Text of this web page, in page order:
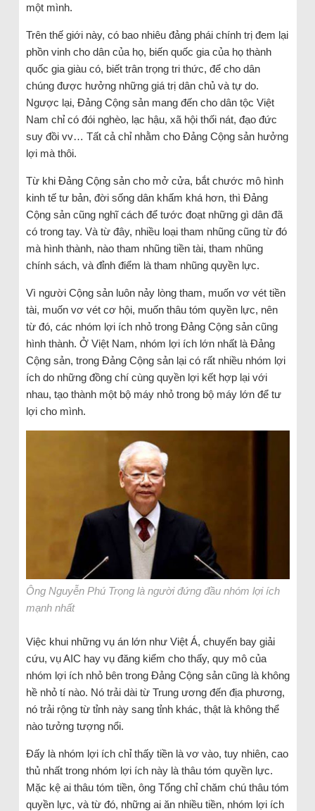
một mình.
Trên thế giới này, có bao nhiêu đảng phái chính trị đem lại
phồn vinh cho dân của họ, biến quốc gia của họ thành
quốc gia giàu có, biết trân trọng tri thức, để cho dân
chúng được hưởng những giá trị dân chủ và tự do.
Ngược lại, Đảng Cộng sản mang đến cho dân tộc Việt
Nam chỉ có đói nghèo, lạc hậu, xã hội thối nát, đạo đức
suy đồi vv… Tất cả chỉ nhằm cho Đảng Cộng sản hưởng
lợi mà thôi.
Từ khi Đảng Cộng sản cho mở cửa, bắt chước mô hình
kinh tế tư bản, đời sống dân khấm khá hơn, thì Đảng
Cộng sản cũng nghĩ cách để tước đoạt những gì dân đã
có trong tay. Và từ đây, nhiều loại tham nhũng cũng từ đó
mà hình thành, nào tham nhũng tiền tài, tham nhũng
chính sách, và đỉnh điểm là tham nhũng quyền lực.
Vì người Cộng sản luôn nảy lòng tham, muốn vơ vét tiền
tài, muốn vơ vét cơ hội, muốn thâu tóm quyền lực, nên
từ đó, các nhóm lợi ích nhỏ trong Đảng Cộng sản cũng
hình thành. Ở Việt Nam, nhóm lợi ích lớn nhất là Đảng
Cộng sản, trong Đảng Cộng sản lại có rất nhiều nhóm lợi
ích do những đồng chí cùng quyền lợi kết hợp lại với
nhau, tạo thành một bộ máy nhỏ trong bộ máy lớn để tư
lợi cho mình.
Ông Nguyễn Phú Trọng là người đứng đầu nhóm lợi ích
mạnh nhất
Việc khui những vụ án lớn như Việt Á, chuyến bay giải
cứu, vụ AIC hay vụ đăng kiểm cho thấy, quy mô của
nhóm lợi ích nhỏ bên trong Đảng Cộng sản cũng là không
hề nhỏ tí nào. Nó trải dài từ Trung ương đến địa phương,
nó trải rộng từ tỉnh này sang tỉnh khác, thật là không thể
nào tưởng tượng nổi.
Đấy là nhóm lợi ích chỉ thấy tiền là vơ vào, tuy nhiên, cao
thủ nhất trong nhóm lợi ích này là thâu tóm quyền lực.
Mặc kệ ai thâu tóm tiền, ông Tổng chỉ chăm chú thâu tóm
quyền lực, và từ đó, những ai ăn nhiều tiền, nhóm lợi ích